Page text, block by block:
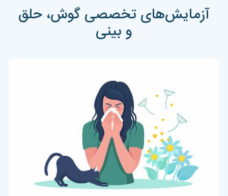
آزمایش‌های تخصصی گوش، حلق
و بینی